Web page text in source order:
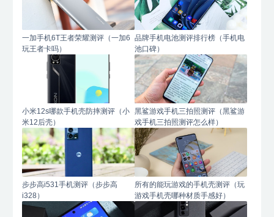
一加手机6T王者荣耀测评（一加6
玩王者卡吗）
品牌手机电池测评排行榜（手机电
池口碑）
小米12s哪款手机壳防摔测评（小
米12后壳）
黑鲨游戏手机三拍照测评（黑鲨游
戏手机三拍照测评怎么样）
步步高i531手机测评（步步高
i328）
所有的能玩游戏的手机壳测评（玩
游戏手机壳哪种材质手感好）